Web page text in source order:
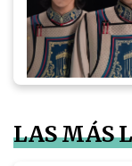
LAS MÁS